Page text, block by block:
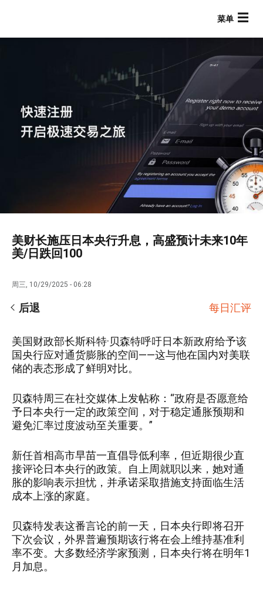
美财长施压日本央行升息，高盛预计未来10年
美/日跌回100
周三, 10/29/2025 - 06:28
后退 每日汇评
美国财政部长斯科特·贝森特呼吁日本新政府给予该
国央行应对通货膨胀的空间——这与他在国内对美联
储的表态形成了鲜明对比。
贝森特周三在社交媒体上发帖称：“政府是否愿意给
予日本央行一定的政策空间，对于稳定通胀预期和
避免汇率过度波动至关重要。”
新任首相高市早苗一直倡导低利率，但近期很少直
接评论日本央行的政策。自上周就职以来，她对通
胀的影响表示担忧，并承诺采取措施支持面临生活
成本上涨的家庭。
贝森特发表这番言论的前一天，日本央行即将召开
下次会议，外界普遍预期该行将在会上维持基准利
率不变。大多数经济学家预测，日本央行将在明年1
月加息。